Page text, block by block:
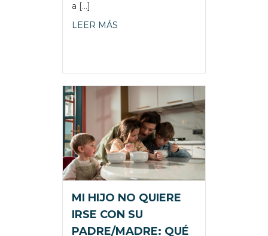
a […]
LEER MÁS
MI HIJO NO QUIERE
IRSE CON SU
PADRE/MADRE: QUÉ